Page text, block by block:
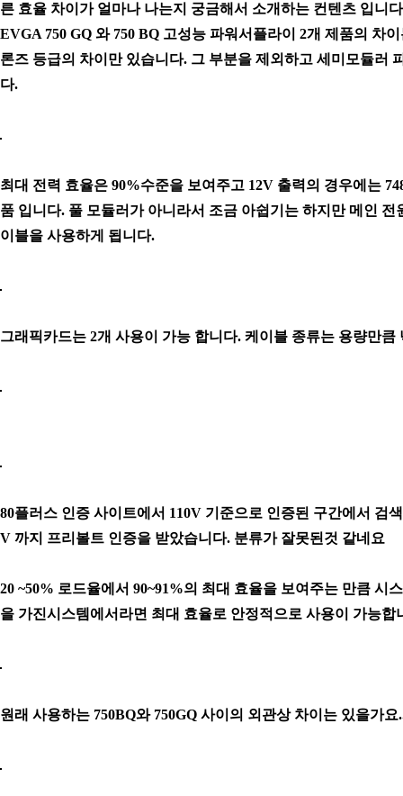
른 효율 차이가 얼마나 나는지 궁금해서 소개하는 컨텐츠 입니
EVGA 750 GQ 와 750 BQ 고성능 파워서플라이 2개 제품의 차
론즈 등급의 차이만 있습니다. 그 부분을 제외하고 세미모듈러
다.
최대 전력 효율은 90%수준을 보여주고 12V 출력의 경우에는
품 입니다. 풀 모듈러가 아니라서 조금 아쉽기는 하지만 메인
이블을 사용하게 됩니다.
그래픽카드는 2개 사용이 가능 합니다. 케이블 종류는 용량만큼
80플러스 인증 사이트에서 110V 기준으로 인증된 구간에서 검
V 까지 프리볼트 인증을 받았습니다. 분류가 잘못된것 같네요
20 ~50% 로드율에서 90~91%의 최대 효율을 보여주는 만큼 시
을 가진시스템에서라면 최대 효율로 안정적으로 사용이 가능합
원래 사용하는 750BQ와 750GQ 사이의 외관상 차이는 있을가